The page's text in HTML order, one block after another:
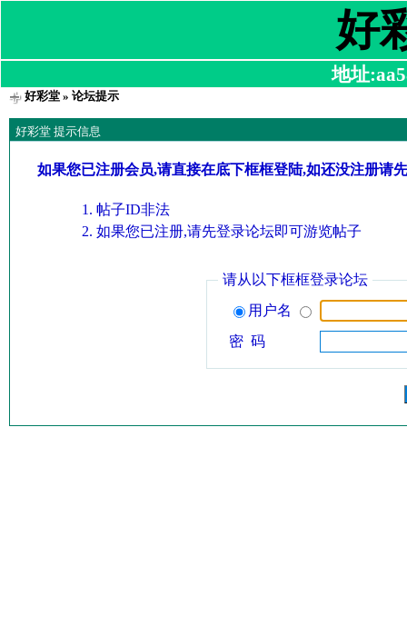
好
地址
好彩堂» 论坛提示
好彩堂 提示信息
如果您已注册会员,请直接在底下框框登陆,如还没注册请
帖子ID非法
如果您已注册,请先登录论坛即可游览帖子
请从以下框框登录论坛
用户名
密 码